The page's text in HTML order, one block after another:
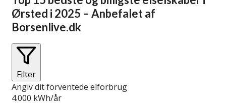
Ørsted i 2025 – Anbefalet af
Borsenlive.dk
Filter
Angiv dit forventede elforbrug
4.000 kWh/år